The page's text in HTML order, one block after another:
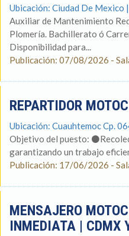
Ubicación: Ciudad De Mexico
Auxiliar de Mantenimiento
Plomería. Bachillerato ó
Disponibilidad para...
Publicación: 07/08/2026 -
REPARTIDOR
Ubicación: Cuauhtemoc Cp.
Objetivo del puesto:
garantizando un trabajo
Publicación: 17/06/2026 -
MENSAJERO
INMEDIATA | CDMX